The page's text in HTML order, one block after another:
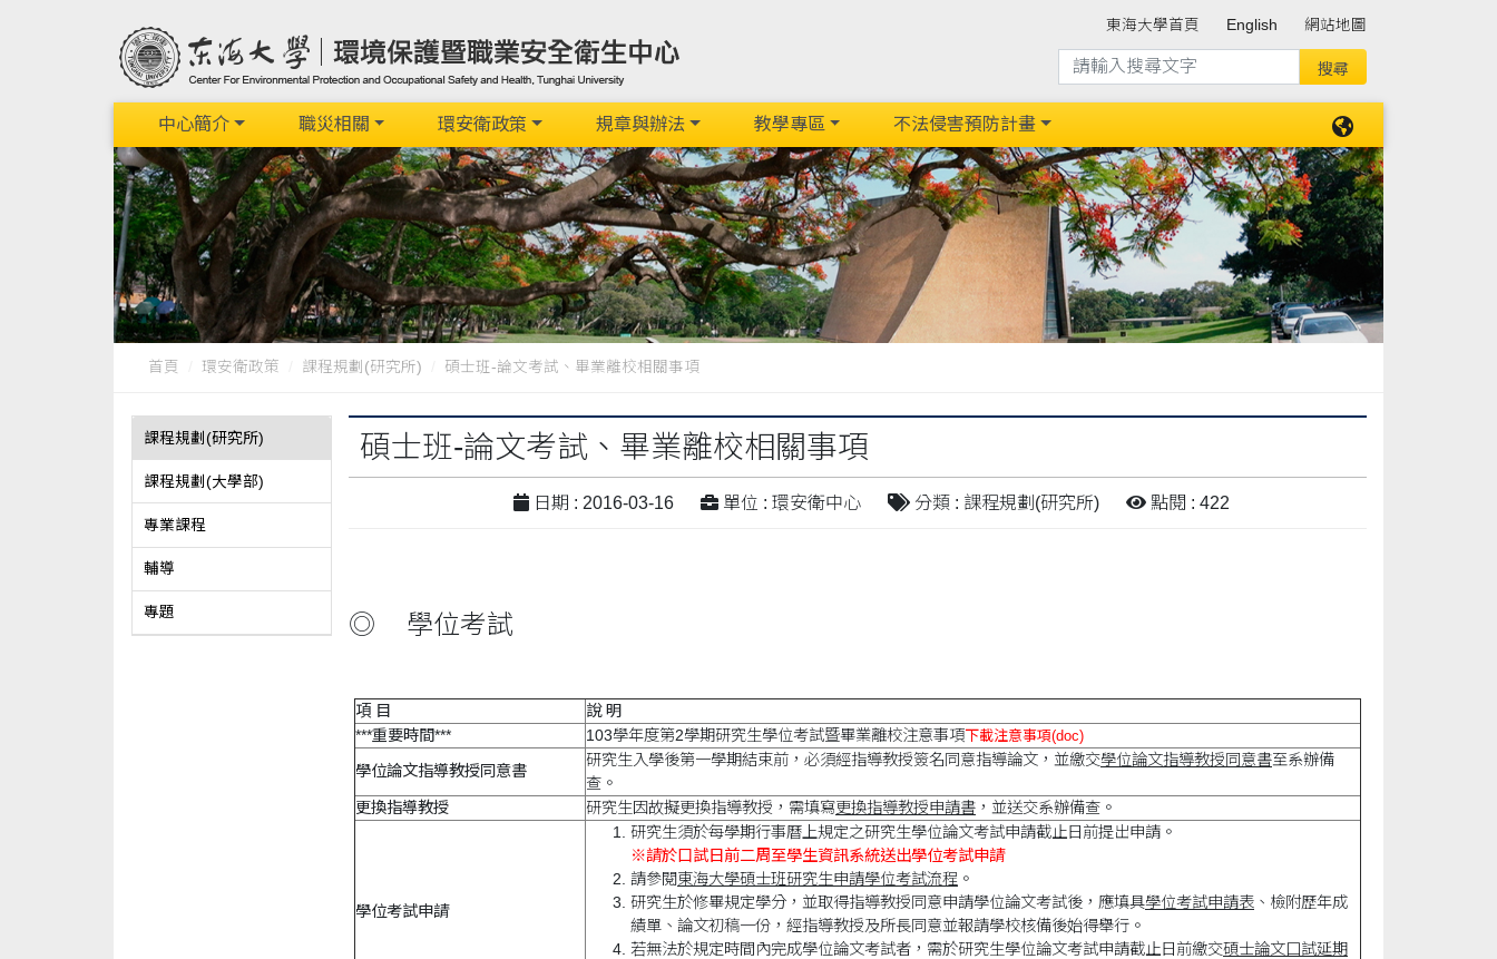
東海大學首頁 English 網站地圖
中心簡介 職災相關 環安衛政策 規章與辦法 教學專區 不法侵害預防計畫
首頁 環安衛政策 課程規劃(研究所) 碩士班-論文考試、畢業離校相關事項
課程規劃(研究所)
課程規劃(大學部)
專業課程
輔導
專題
碩士班-論文考試、畢業離校相關事項
日期 : 2016-03-16 單位 : 環安衛中心 分類 : 課程規劃(研究所) 點閱 : 422
◎ 學位考試
項 目
說 明
***重要時間***
103學年度第2學期研究生學位考試暨畢業離校注意事項下載注意事項(doc)
學位論文指導教授同意書
研究生入學後第一學期結束前，必須經指導教授簽名同意指導論文，並繳交學位論文指導教授同意書至系辦備
查。
更換指導教授
研究生因故擬更換指導教授，需填寫更換指導教授申請書 ，並送交系辦備查。
學位考試申請
研究生須於每學期行事曆上規定之研究生學位論文考試申請截止日前提出申請。
※請於口試日前二周至學生資訊系統送出學位考試申請
請參閱東海大學碩士班研究生申請學位考試流程 。
研究生於修畢規定學分，並取得指導教授同意申請學位論文考試後，應填具學位考試申請表 、檢附歷年成
績單、論文初稿一份，經指導教授及所長同意並報請學校核備後始得舉行。
若無法於規定時間內完成學位論文考試者，需於研究生學位論文考試申請截止日前繳交碩士論文口試延期